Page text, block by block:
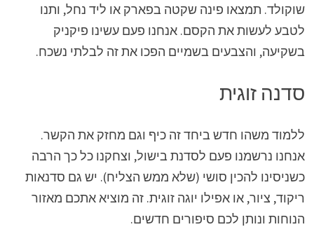
שוקולד. תמצאו פינה שקטה בפארק או ליד נחל, ותנו
לטבע לעשות את הקסם. אנחנו פעם עשינו פיקניק
בשקיעה, והצבעים בשמיים הפכו את זה לבלתי נשכח.
סדנה זוגית
ללמוד משהו חדש ביחד זה כיף וגם מחזק את הקשר.
אנחנו נרשמנו פעם לסדנת בישול, וצחקנו כל כך הרבה
כשניסינו להכין סושי (שלא ממש הצליח). יש גם סדנאות
ריקוד, ציור, או אפילו יוגה זוגית. זה מוציא אתכם מאזור
הנוחות ונותן לכם סיפורים חדשים.